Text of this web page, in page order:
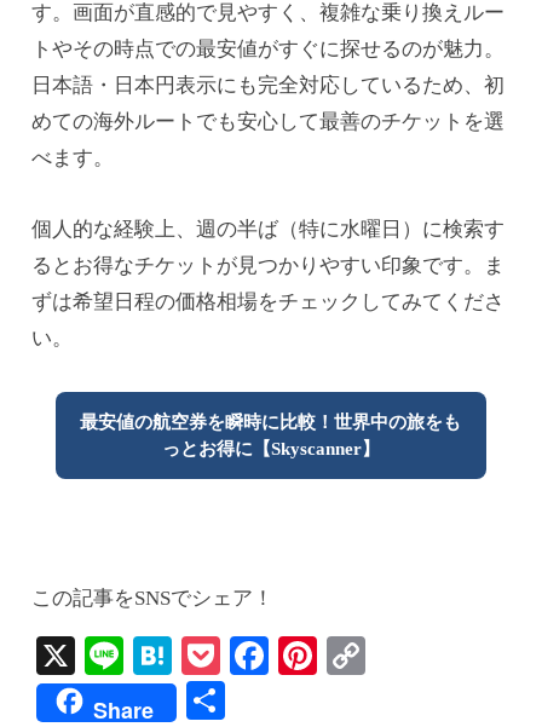
す。画面が直感的で見やすく、複雑な乗り換えルー
トやその時点での最安値がすぐに探せるのが魅力。
日本語・日本円表示にも完全対応しているため、初
めての海外ルートでも安心して最善のチケットを選
べます。
個人的な経験上、週の半ば（特に水曜日）に検索す
るとお得なチケットが見つかりやすい印象です。ま
ずは希望日程の価格相場をチェックしてみてくださ
い。
最安値の航空券を瞬時に比較！世界中の旅をも
っとお得に【Skyscanner】
この記事をSNSでシェア！
X
Li
ne
H
at
P
oc
Fa Pi
Share